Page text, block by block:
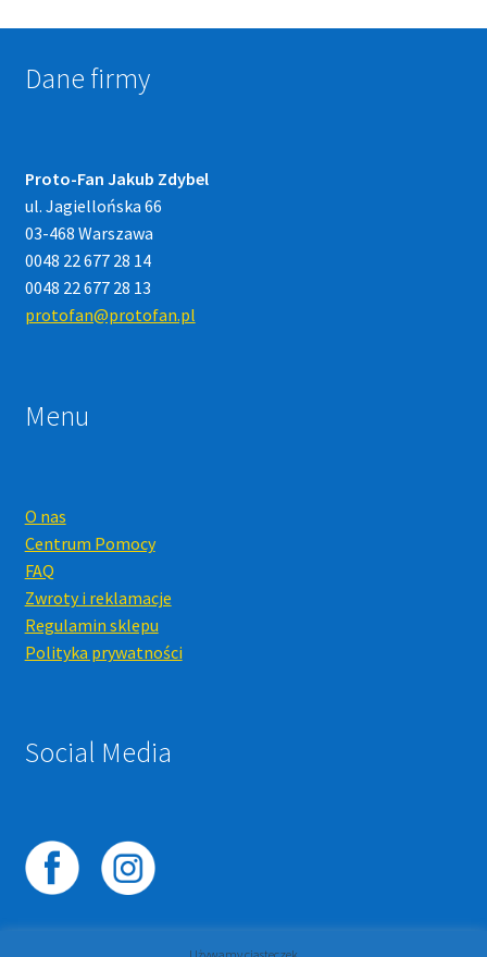
Dane firmy
Proto-Fan Jakub Zdybel
ul. Jagiellońska 66
03-468 Warszawa
0048 22 677 28 14
0048 22 677 28 13
protofan@protofan.pl
Menu
O nas
Centrum Pomocy
FAQ
Zwroty i reklamacje
Regulamin sklepu
Polityka prywatności
Social Media